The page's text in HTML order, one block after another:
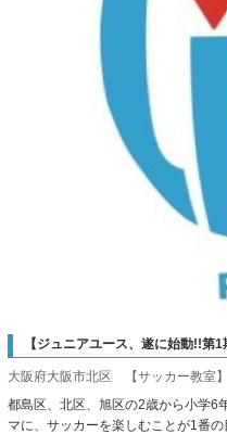
【ジュニアユース、遂に始動!!第
大阪府大阪市北区 【サッカー教室】
都島区、北区、旭区の2歳から小学6
マに、サッカーを楽しむことが1番の